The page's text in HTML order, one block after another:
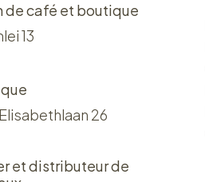
de café et boutique
13
26
et distributeur de